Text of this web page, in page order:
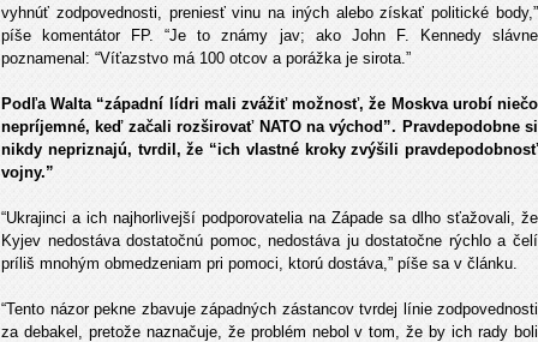
vyhnúť zodpovednosti, preniesť vinu na iných alebo získať politické body,”
píše komentátor FP. “Je to známy jav; ako John F. Kennedy slávne
poznamenal: “Víťazstvo má 100 otcov a porážka je sirota.”
Podľa Walta “západní lídri mali zvážiť možnosť, že Moskva urobí niečo
nepríjemné, keď začali rozširovať NATO na východ”. Pravdepodobne si
nikdy nepriznajú, tvrdil, že “ich vlastné kroky zvýšili pravdepodobnosť
vojny.”
“Ukrajinci a ich najhorlivejší podporovatelia na Západe sa dlho sťažovali, že
Kyjev nedostáva dostatočnú pomoc, nedostáva ju dostatočne rýchlo a čelí
príliš mnohým obmedzeniam pri pomoci, ktorú dostáva,” píše sa v článku.
“Tento názor pekne zbavuje západných zástancov tvrdej línie zodpovednosti
za debakel, pretože naznačuje, že problém nebol v tom, že by ich rady boli